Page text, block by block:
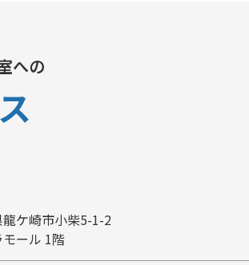
への
ケ崎市小柴5-1-2
ール 1階